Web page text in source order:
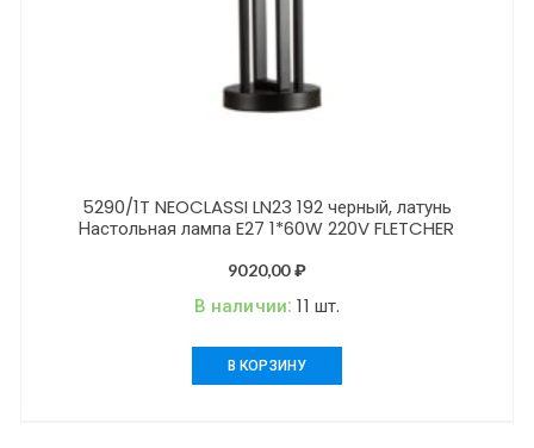
5290/1T NEOCLASSI LN23 192 черный, латунь
Настольная лампа E27 1*60W 220V FLETCHER
9020,00₽
В наличии:11 шт.
В КОРЗИНУ